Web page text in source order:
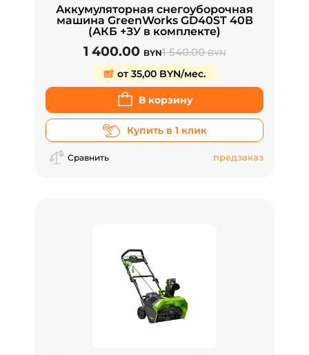
Аккумуляторная снегоуборочная
машина GreenWorks GD40ST 40В
(АКБ +ЗУ в комплекте)
1 400.00 BYN1 540.00BYN
от 35,00 BYN/мес.
В корзину
Купить в 1 клик
Сравнить предзаказ